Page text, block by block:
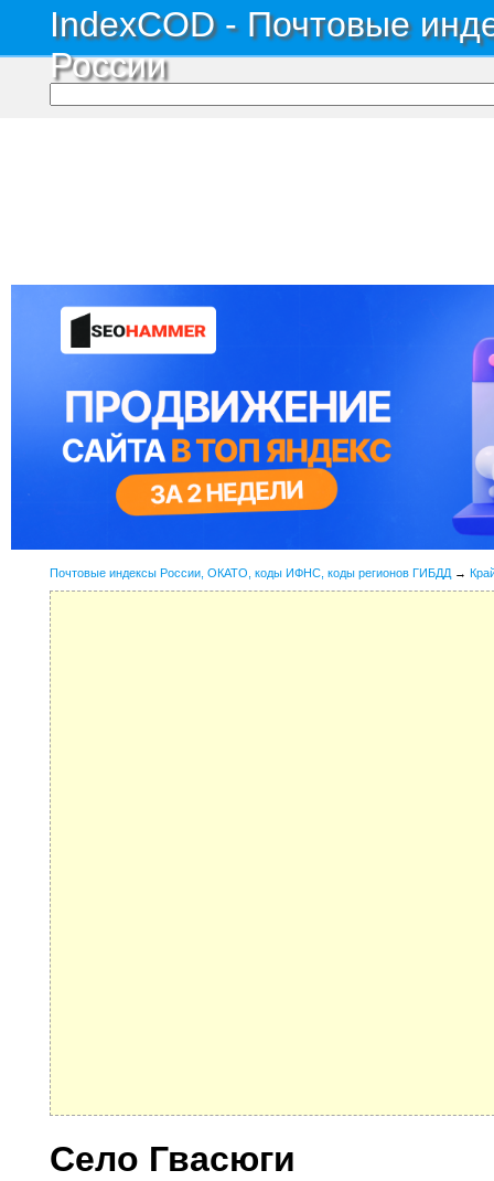
IndexCOD - Почтовые
России
Почтовые индексы России, ОКАТО, коды ИФНС, коды регионов ГИБДД →
Село Гвасюги